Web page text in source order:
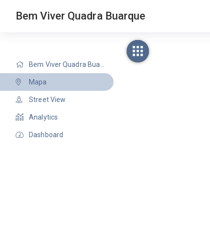
Bem Viver Quadra Buarque
Bem Viver Quadra Buarque
Mapa
Street View
Analytics
Dashboard